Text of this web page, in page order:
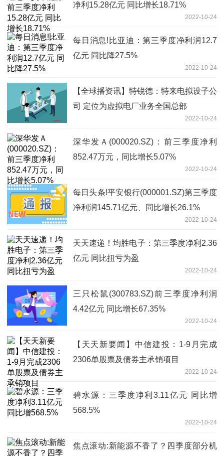
净利15.28亿元 同比增长18.71%
2022-10-24
每日消息!比亚迪：第三季度净利润12.7
亿元 同比降27.5%
2022-10-24
【全球播资讯】特锐德：特来电拟设子公
司 定位为虚拟电厂业务全国总部
2022-10-24
深华发Ａ(000020.SZ)：前三季度净利
852.47万元，同比增长5.07%
2022-10-24
每日头条!平安银行(000001.SZ)第三季度
净利润145.71亿元、同比增长26.1%
2022-10-24
天天速递！均胜电子：第三季度净利2.36
亿元 同比扭亏为盈
2022-10-24
三只松鼠(300783.SZ)前三季度净利润
4.42亿元 同比增长67.35%
2022-10-24
【天天新要闻】中信建投：1-9月完成
2306单股票及债券主承销项目
2022-10-24
碧水源：三季度净利3.11亿元 同比增
568.5%
2022-10-24
焦点滚动:新能源不香了？四季度部分机